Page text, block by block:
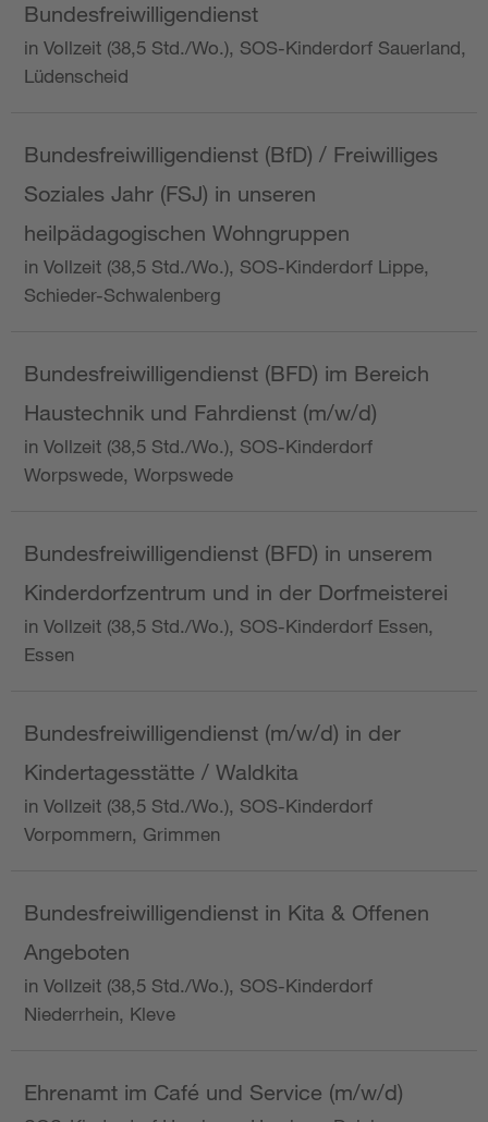
Bundesfreiwilligendienst
in Vollzeit (38,5 Std./Wo.), SOS-Kinderdorf Sauerland,
Lüdenscheid
Bundesfreiwilligendienst (BfD) / Freiwilliges
Soziales Jahr (FSJ) in unseren
heilpädagogischen Wohngruppen
in Vollzeit (38,5 Std./Wo.), SOS-Kinderdorf Lippe,
Schieder-Schwalenberg
Bundesfreiwilligendienst (BFD) im Bereich
Haustechnik und Fahrdienst (m/w/d)
in Vollzeit (38,5 Std./Wo.), SOS-Kinderdorf
Worpswede, Worpswede
Bundesfreiwilligendienst (BFD) in unserem
Kinderdorfzentrum und in der Dorfmeisterei
in Vollzeit (38,5 Std./Wo.), SOS-Kinderdorf Essen,
Essen
Bundesfreiwilligendienst (m/w/d) in der
Kindertagesstätte / Waldkita
in Vollzeit (38,5 Std./Wo.), SOS-Kinderdorf
Vorpommern, Grimmen
Bundesfreiwilligendienst in Kita & Offenen
Angeboten
in Vollzeit (38,5 Std./Wo.), SOS-Kinderdorf
Niederrhein, Kleve
Ehrenamt im Café und Service (m/w/d)